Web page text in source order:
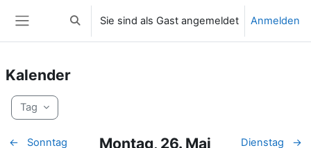
Website-Übersicht
Sucheingabe umschalten
Sie sind als Gast angemeldet Anmelden
Kalender
Tag
← Sonntag
Montag, 26. Mai
Dienstag →